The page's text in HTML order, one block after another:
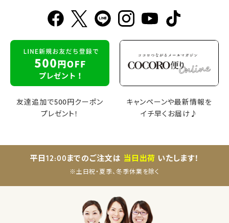
友達追加で500円クーポン
プレゼント！
キャンペーンや最新情報を
イチ早くお届け♪
平日12:00までのご注文は 当日出荷 いたします！
※土日祝・夏季、冬季休業を除く